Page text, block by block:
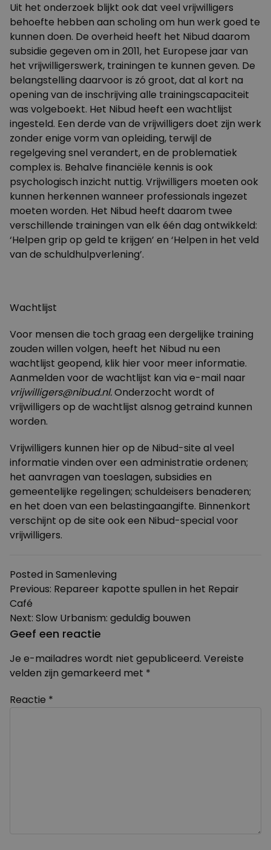
Uit het onderzoek blijkt ook dat veel vrijwilligers
behoefte hebben aan scholing om hun werk goed te
kunnen doen. De overheid heeft het Nibud daarom
subsidie gegeven om in 2011, het Europese jaar van
het vrijwilligerswerk, trainingen te kunnen geven. De
belangstelling daarvoor is zó groot, dat al kort na
opening van de inschrijving alle trainingscapaciteit
was volgeboekt. Het Nibud heeft een wachtlijst
ingesteld. Een derde van de vrijwilligers doet zijn werk
zonder enige vorm van opleiding, terwijl de
regelgeving snel verandert, en de problematiek
complex is. Behalve financiële kennis is ook
psychologisch inzicht nuttig. Vrijwilligers moeten ook
kunnen herkennen wanneer professionals ingezet
moeten worden. Het Nibud heeft daarom twee
verschillende trainingen van elk één dag ontwikkeld:
‘Helpen grip op geld te krijgen’ en ‘Helpen in het veld
van de schuldhulpverlening’.
Wachtlijst
Voor mensen die toch graag een dergelijke training
zouden willen volgen, heeft het Nibud nu een
wachtlijst geopend, klik hier voor meer informatie.
Aanmelden voor de wachtlijst kan via e-mail naar
vrijwilligers@nibud.nl.Onderzocht wordt of
vrijwilligers op de wachtlijst alsnog getraind kunnen
worden.
Vrijwilligers kunnen hier op de Nibud-site al veel
informatie vinden over een administratie ordenen;
het aanvragen van toeslagen, subsidies en
gemeentelijke regelingen; schuldeisers benaderen;
en het doen van een belastingaangifte. Binnenkort
verschijnt op de site ook een Nibud-special voor
vrijwilligers.
Posted in Samenleving
Bericht
navigatie
Previous: Repareer kapotte spullen in het Repair
Café
Next: Slow Urbanism: geduldig bouwen
Geef een reactie
Je e-mailadres wordt niet gepubliceerd. Vereiste
velden zijn gemarkeerd met *
Reactie *